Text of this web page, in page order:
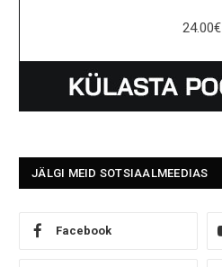
24.00€
JÄLGI MEID SOTSIAALMEEDIAS
Facebook